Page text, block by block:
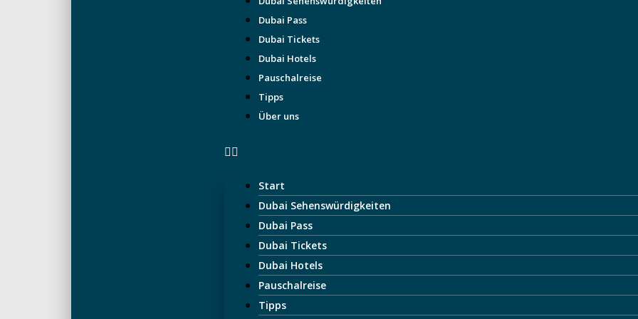
Dubai Pass
Dubai Tickets
Dubai Hotels
Pauschalreise
Tipps
Über uns
Start
Dubai Sehenswürdigkeiten
Dubai Pass
Dubai Tickets
Dubai Hotels
Pauschalreise
Tipps